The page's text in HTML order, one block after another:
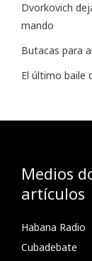
Dvorkovich
mando
Butacas para
El último baile
Medios
artículos
Habana Radio
Cubadebate